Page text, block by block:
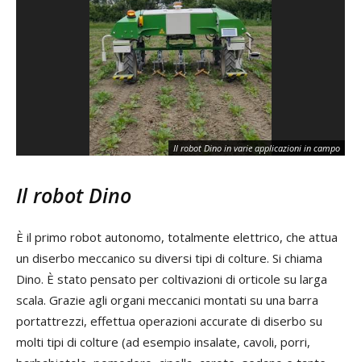
Il robot Dino in varie applicazioni in campo
Il robot Dino
È il primo robot autonomo, totalmente elettrico, che attua
un diserbo meccanico su diversi tipi di colture. Si chiama
Dino. È stato pensato per coltivazioni di orticole su larga
scala. Grazie agli organi meccanici montati su una barra
portattrezzi, effettua operazioni accurate di diserbo su
molti tipi di colture (ad esempio insalate, cavoli, porri,